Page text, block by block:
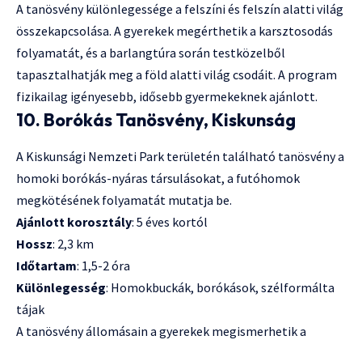
A tanösvény különlegessége a felszíni és felszín alatti világ
összekapcsolása. A gyerekek megérthetik a karsztosodás
folyamatát, és a barlangtúra során testközelből
tapasztalhatják meg a föld alatti világ csodáit. A program
fizikailag igényesebb, idősebb gyermekeknek ajánlott.
10. Borókás Tanösvény, Kiskunság
A Kiskunsági Nemzeti Park területén található tanösvény a
homoki borókás-nyáras társulásokat, a futóhomok
megkötésének folyamatát mutatja be.
Ajánlott korosztály: 5 éves kortól
Hossz: 2,3 km
Időtartam: 1,5-2 óra
Különlegesség: Homokbuckák, borókások, szélformálta
tájak
A tanösvény állomásain a gyerekek megismerhetik a